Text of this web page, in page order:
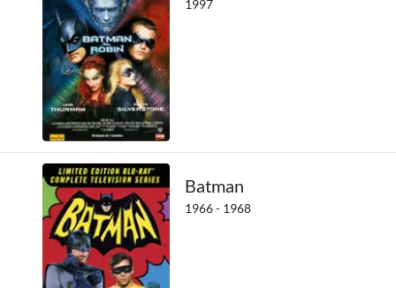
Keith Szarabajka
Liam O'Brien
Marcin Troński
Matthew Mercer
Maurice LaMarche
Mirosław Zbrojewicz
Nathan Darrow
Ogie Banks
Regi Davis
1997
Batman
1966 - 1968